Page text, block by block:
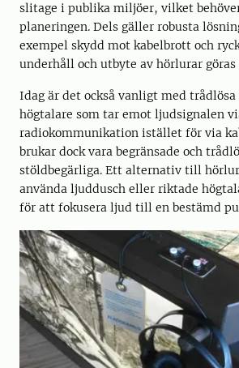
slitage i publika miljöer, vilket
planeringen. Dels gäller robusta
exempel skydd mot kabelbrott och
underhåll och utbyte av hörlurar
Idag är det också vanligt med
högtalare som tar emot ljudsignalen
radiokommunikation istället för via
brukar dock vara begränsade och
stöldbegärliga. Ett alternativ till
använda ljuddusch eller riktade
för att fokusera ljud till en bestämd